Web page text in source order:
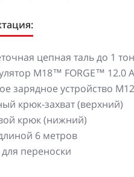
цепная таль до 1
M18™ FORGE™ 12.0
зарядное устройство
крюк-захват (верхний)
крюк (нижний)
6 метров
переноски